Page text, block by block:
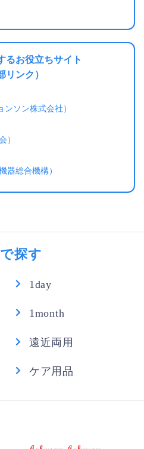
るお役立ちサイト
リンク）
ンソン株式会社）
）
器総合機構）
探す
1day
1month
遠近両用
ケア用品